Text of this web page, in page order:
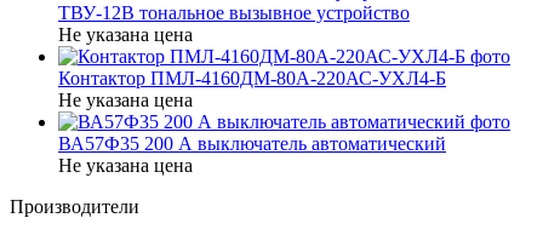
ТВУ-12В тональное вызывное устройство
Не указана цена
Контактор ПМЛ-4160ДМ-80А-220АС-УХЛ4-Б
Не указана цена
ВА57Ф35 200 А выключатель автоматический
Не указана цена
Производители